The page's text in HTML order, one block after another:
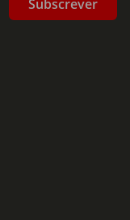
Subscrever